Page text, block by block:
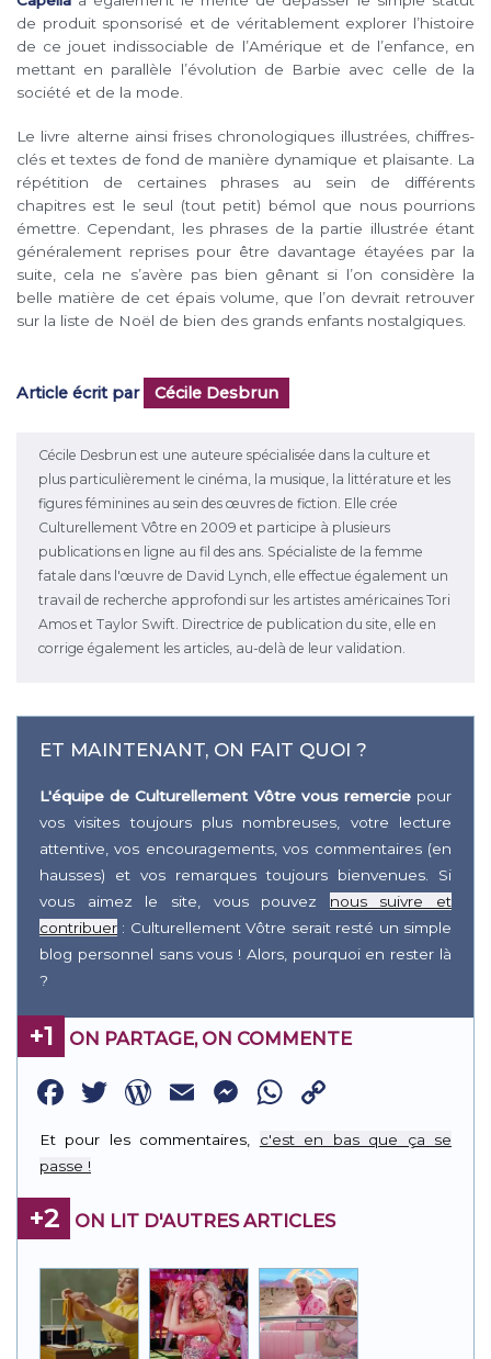
de produit sponsorisé et de véritablement explorer l’histoire
de ce jouet indissociable de l’Amérique et de l’enfance, en
mettant en parallèle l’évolution de Barbie avec celle de la
société et de la mode.
Le livre alterne ainsi frises chronologiques illustrées, chiffres-
clés et textes de fond de manière dynamique et plaisante. La
répétition de certaines phrases au sein de différents
chapitres est le seul (tout petit) bémol que nous pourrions
émettre. Cependant, les phrases de la partie illustrée étant
généralement reprises pour être davantage étayées par la
suite, cela ne s’avère pas bien gênant si l’on considère la
belle matière de cet épais volume, que l’on devrait retrouver
sur la liste de Noël de bien des grands enfants nostalgiques.
Article écrit par Cécile Desbrun
Cécile Desbrun est une auteure spécialisée dans la culture et
plus particulièrement le cinéma, la musique, la littérature et les
figures féminines au sein des œuvres de fiction. Elle crée
Culturellement Vôtre en 2009 et participe à plusieurs
publications en ligne au fil des ans. Spécialiste de la femme
fatale dans l'œuvre de David Lynch, elle effectue également un
travail de recherche approfondi sur les artistes américaines Tori
Amos et Taylor Swift. Directrice de publication du site, elle en
corrige également les articles, au-delà de leur validation.
ET MAINTENANT, ON FAIT QUOI ?
L'équipe de Culturellement Vôtre vous remerciepour
vos visites toujours plus nombreuses, votre lecture
attentive, vos encouragements, vos commentaires (en
hausses) et vos remarques toujours bienvenues. Si
vous aimez le site, vous pouvez nous suivre et
contribuer : Culturellement Vôtre serait resté un simple
blog personnel sans vous ! Alors, pourquoi en rester là
?
+1 ON PARTAGE, ON COMMENTE
Facebook
Twitter
WordPress
EmailMessenger
WhatsApp
Link
Et pour les commentaires, c'est en bas que ça se
passe !
+2 ON LIT D'AUTRES ARTICLES